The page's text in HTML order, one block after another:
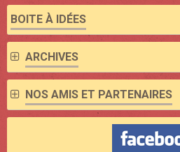
BOITE À IDÉES
ARCHIVES
NOS AMIS ET PARTENAIRES